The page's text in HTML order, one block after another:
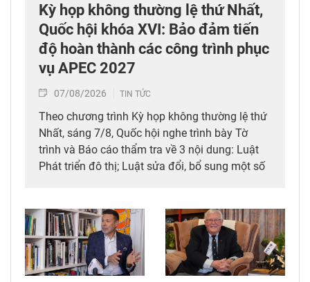
Kỳ họp không thường lệ thứ Nhất,
Quốc hội khóa XVI: Bảo đảm tiến
độ hoàn thành các công trình phục
vụ APEC 2027
07/08/2026 TIN TỨC
Theo chương trình Kỳ họp không thường lệ thứ
Nhất, sáng 7/8, Quốc hội nghe trình bày Tờ
trình và Báo cáo thẩm tra về 3 nội dung: Luật
Phát triển đô thị; Luật sửa đổi, bổ sung một số
nghiệp và môi trường; Luật sửa đổi, bổ sung
một số điều của Luật Tần số vô tuyến điện,
Luật Viễn thông, Luật Giao dịch điện tử và Luật
Chuyển giao công nghệ. Sau đó, Quốc hội thảo